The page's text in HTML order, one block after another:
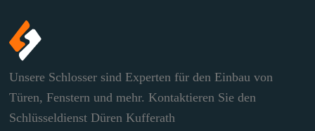
Unsere Schlosser sind Experten für den Einbau von
Türen, Fenstern und mehr. Kontaktieren Sie den
Schlüsseldienst Düren Kufferath